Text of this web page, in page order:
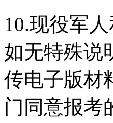
10.现役军
如无特殊说
传电子版材
门同意报考